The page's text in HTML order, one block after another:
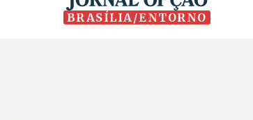
BRASÍLIA/ENTORNO